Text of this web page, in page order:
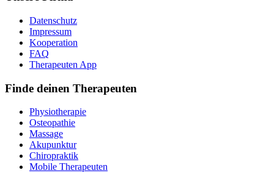
Datenschutz
Impressum
Kooperation
FAQ
Therapeuten App
Finde deinen Therapeuten
Physiotherapie
Osteopathie
Massage
Akupunktur
Chiropraktik
Mobile Therapeuten